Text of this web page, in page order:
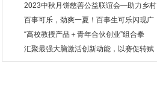
2023中秋月饼慈善公益联谊会—助力乡村
百事可乐，劲爽一夏！百事生可乐闪现广
“高校教授产品＋青年合伙创业”组合拳
汇聚最强大脑激活创新动能，以赛促转赋